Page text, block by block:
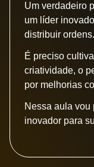
Um verdadeiro
um líder
distribuir ordens.
É preciso
criatividade, o
por melhorias
Nessa aula vou
inovador para